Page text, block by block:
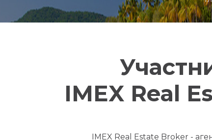
IMEX Real
IMEX Real Estate Broker -